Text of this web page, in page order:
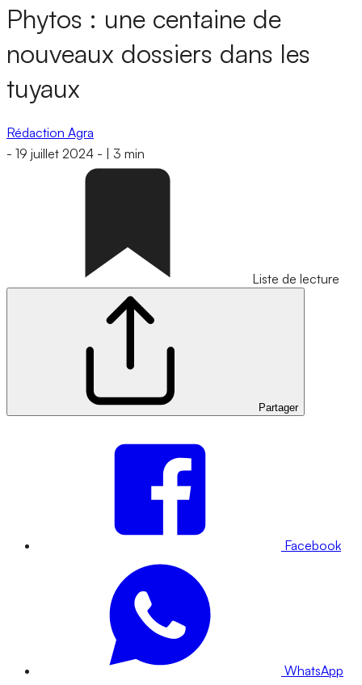
Phytos : une centaine de
nouveaux dossiers dans les
tuyaux
Rédaction Agra
- 19 juillet 2024 - 3 min
Liste de lecture
Partager
Facebook
WhatsApp